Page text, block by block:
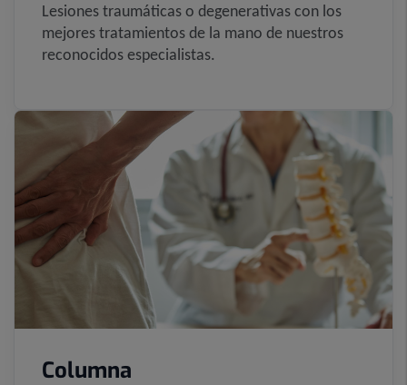
Lesiones traumáticas o degenerativas con los
mejores tratamientos de la mano de nuestros
reconocidos especialistas.
Columna